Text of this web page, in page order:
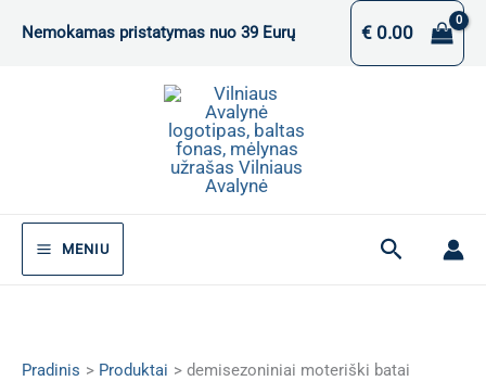
Nemokamas pristatymas nuo 39 Eurų €0.00
MENIU Paieška
Pradinis Produktai demisezoniniai moteriški batai